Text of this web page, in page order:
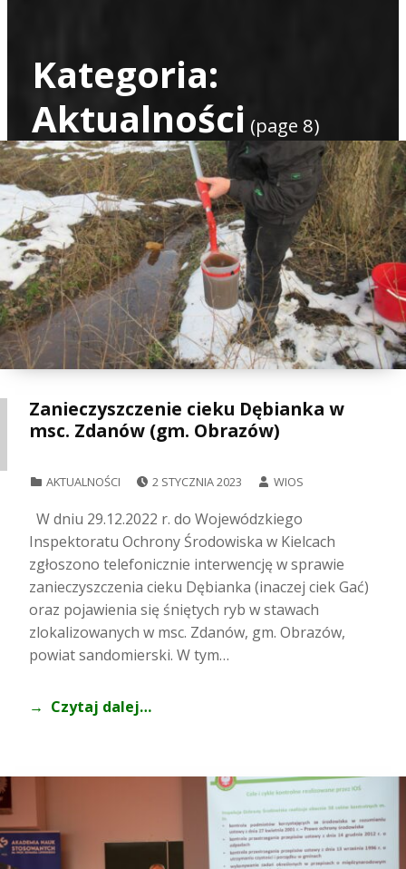
Kategoria:
Aktualności (page 8)
Zanieczyszczenie cieku Dębianka w
msc. Zdanów (gm. Obrazów)
AKTUALNOŚCI 2 STYCZNIA 2023 WIOS
W dniu 29.12.2022 r. do Wojewódzkiego
Inspektoratu Ochrony Środowiska w Kielcach
zgłoszono telefonicznie interwencję w sprawie
zanieczyszczenia cieku Dębianka (inaczej ciek Gać)
oraz pojawienia się śniętych ryb w stawach
zlokalizowanych w msc. Zdanów, gm. Obrazów,
powiat sandomierski. W tym…
Czytaj dalej…